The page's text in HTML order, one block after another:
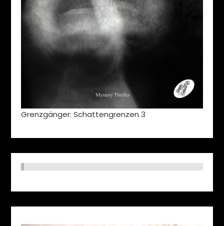
Grenzgänger: Schattengrenzen 3